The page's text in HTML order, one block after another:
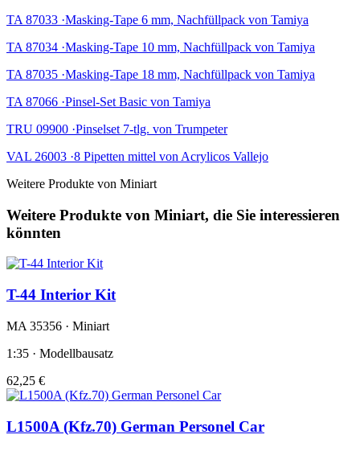
TA 87033 ·Masking-Tape 6 mm, Nachfüllpack von Tamiya
TA 87034 ·Masking-Tape 10 mm, Nachfüllpack von Tamiya
TA 87035 ·Masking-Tape 18 mm, Nachfüllpack von Tamiya
TA 87066 ·Pinsel-Set Basic von Tamiya
TRU 09900 ·Pinselset 7-tlg. von Trumpeter
VAL 26003 ·8 Pipetten mittel von Acrylicos Vallejo
Weitere Produkte von Miniart
Weitere Produkte von Miniart, die Sie interessieren
könnten
T-44 Interior Kit
MA 35356 · Miniart
1:35 · Modellbausatz
62,25 €
L1500A (Kfz.70) German Personel Car